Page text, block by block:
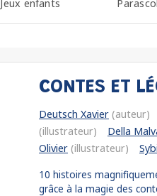
Jeux enfants
CONTES ET
Deutsch Xavier (auteur)
(illustrateur)
Della
Olivier (illustrateur)
10 histoires
grâce à la magie des